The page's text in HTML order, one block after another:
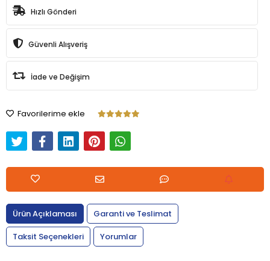
Hızlı Gönderi
Güvenli Alışveriş
İade ve Değişim
Favorilerime ekle
Ürün Açıklaması
Garanti ve Teslimat
Taksit Seçenekleri
Yorumlar